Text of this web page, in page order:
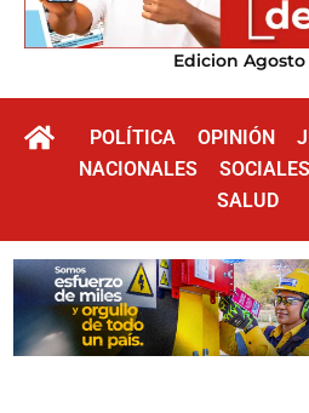
Edicion Agosto
POLÍTICA OPINIÓN
NACIONALES
SALUD